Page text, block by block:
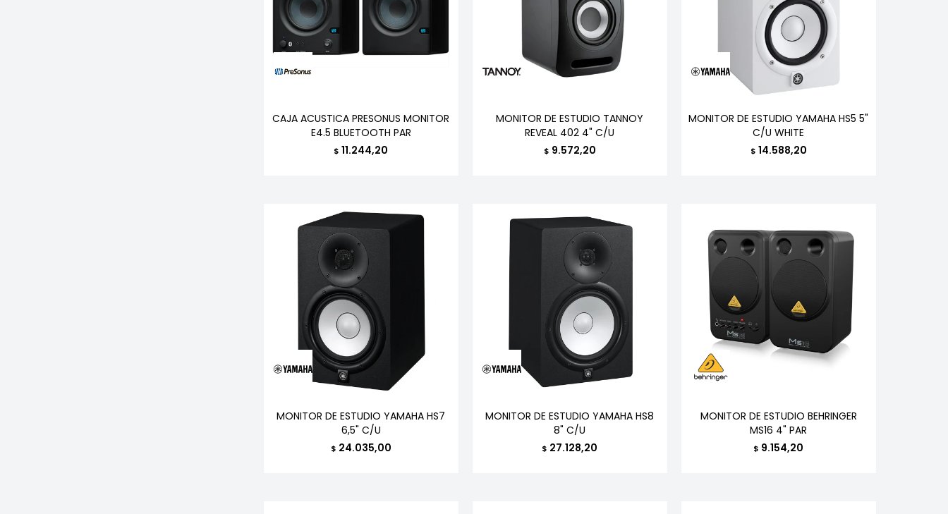
CAJA ACUSTICA PRESONUS MONITOR
E4.5 BLUETOOTH PAR
$ 11.244,20
MONITOR DE ESTUDIO TANNOY
REVEAL 402 4" C/U
$ 9.572,20
MONITOR DE ESTUDIO YAMAHA HS5 5"
C/U WHITE
$ 14.588,20
MONITOR DE ESTUDIO YAMAHA HS7
6,5" C/U
$ 24.035,00
MONITOR DE ESTUDIO YAMAHA HS8
8" C/U
$ 27.128,20
MONITOR DE ESTUDIO BEHRINGER
MS16 4" PAR
$ 9.154,20